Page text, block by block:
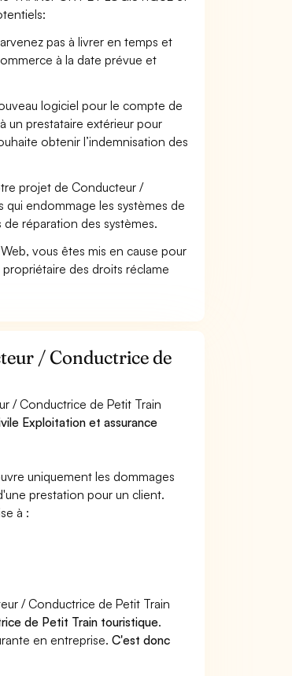
pas à livrer en temps et
à la date prévue et
logiciel pour le compte de
un prestataire extérieur pour
obtenir l’indemnisation des
projet de Conducteur /
endommage les systèmes de
réparation des systèmes.
vous êtes mis en cause pour
propriétaire des droits réclame
/ Conductrice de
/ Conductrice de Petit Train
Exploitation et assurance
uniquement les dommages
prestation pour un client.
à :
/ Conductrice de Petit Train
de Petit Train touristique.
en entreprise.C'est donc